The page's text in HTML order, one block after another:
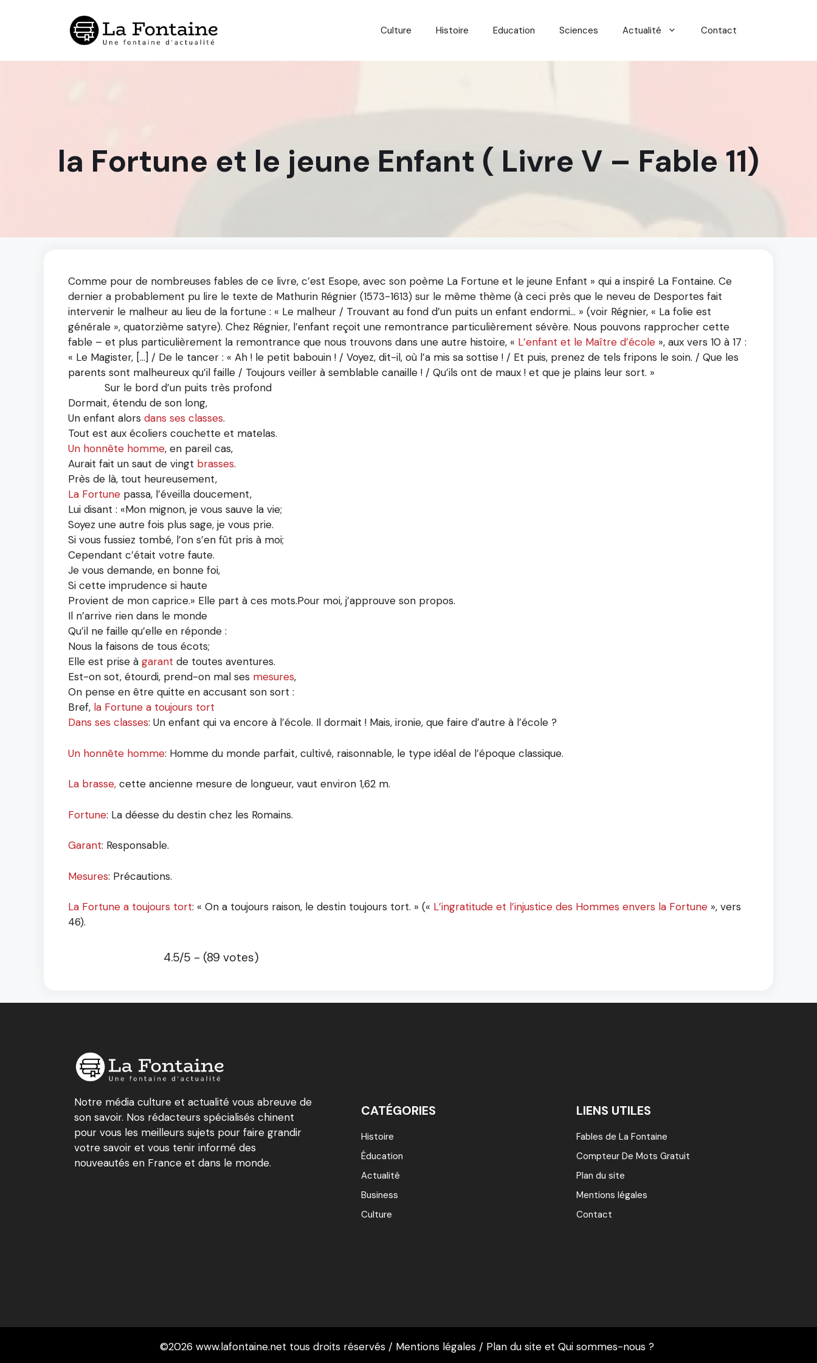
Culture Histoire Education Sciences Actualité Contact
la Fortune et le jeune Enfant ( Livre V – Fable 11)
Comme pour de nombreuses fables de ce livre, c’est Esope, avec son poème La Fortune et le jeune Enfant » qui a inspiré La Fontaine. Ce
dernier a probablement pu lire le texte de Mathurin Régnier (1573-1613) sur le même thème (à ceci près que le neveu de Desportes fait
intervenir le malheur au lieu de la fortune : « Le malheur / Trouvant au fond d’un puits un enfant endormi… » (voir Régnier, « La folie est
générale », quatorzième satyre). Chez Régnier, l’enfant reçoit une remontrance particulièrement sévère. Nous pouvons rapprocher cette
fable – et plus particulièrement la remontrance que nous trouvons dans une autre histoire, « L’enfant et le Maître d’école », aux vers 10 à 17 :
« Le Magister, […] / De le tancer : « Ah ! le petit babouin ! / Voyez, dit-il, où l’a mis sa sottise ! / Et puis, prenez de tels fripons le soin. / Que les
parents sont malheureux qu’il faille / Toujours veiller à semblable canaille ! / Qu’ils ont de maux ! et que je plains leur sort. »
Sur le bord d’un puits très profond
Dormait, étendu de son long,
Un enfant alors dans ses classes.
Tout est aux écoliers couchette et matelas.
Un honnête homme, en pareil cas,
Aurait fait un saut de vingt brasses.
Près de là, tout heureusement,
La Fortune passa, l’éveilla doucement,
Lui disant : «Mon mignon, je vous sauve la vie;
Soyez une autre fois plus sage, je vous prie.
Si vous fussiez tombé, l’on s’en fût pris à moi;
Cependant c’était votre faute.
Je vous demande, en bonne foi,
Si cette imprudence si haute
Provient de mon caprice.» Elle part à ces mots.Pour moi, j’approuve son propos.
Il n’arrive rien dans le monde
Qu’il ne faille qu’elle en réponde :
Nous la faisons de tous écots;
Elle est prise à garant de toutes aventures.
Est-on sot, étourdi, prend-on mal ses mesures,
On pense en être quitte en accusant son sort :
Bref, la Fortune a toujours tort
Dans ses classes: Un enfant qui va encore à l’école. Il dormait ! Mais, ironie, que faire d’autre à l’école ?
Un honnête homme: Homme du monde parfait, cultivé, raisonnable, le type idéal de l’époque classique.
La brasse, cette ancienne mesure de longueur, vaut environ 1,62 m.
Fortune: La déesse du destin chez les Romains.
Garant: Responsable.
Mesures: Précautions.
La Fortune a toujours tort: « On a toujours raison, le destin toujours tort. » (« L’ingratitude et l’injustice des Hommes envers la Fortune », vers
46).
4.5/5 - (89 votes)
Notre média culture et actualité vous abreuve de
son savoir. Nos rédacteurs spécialisés chinent
pour vous les meilleurs sujets pour faire grandir
votre savoir et vous tenir informé des
nouveautés en France et dans le monde.
CATÉGORIES
Histoire
Éducation
Actualité
Business
Culture
LIENS UTILES
Fables de La Fontaine
Compteur De Mots Gratuit
Plan du site
Mentions légales
Contact
©2026 www.lafontaine.net tous droits réservés / Mentions légales / Plan du site et Qui sommes-nous ?